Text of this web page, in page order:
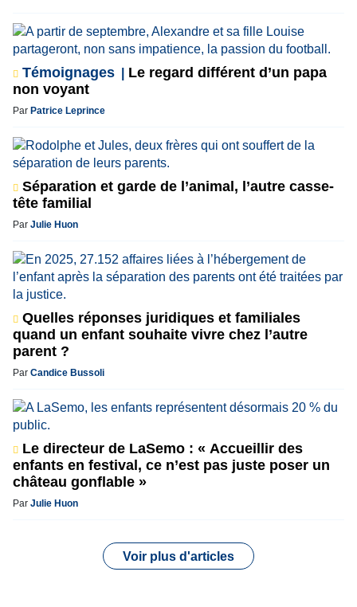
Témoignages
Le regard différent d’un papa
non voyant
Par Patrice Leprince
Séparation et garde de l’animal, l’autre casse-
tête familial
Par Julie Huon
Quelles réponses juridiques et familiales
quand un enfant souhaite vivre chez l’autre
parent ?
Par Candice Bussoli
Le directeur de LaSemo : « Accueillir des
enfants en festival, ce n’est pas juste poser un
château gonflable »
Par Julie Huon
Voir plus d'articles